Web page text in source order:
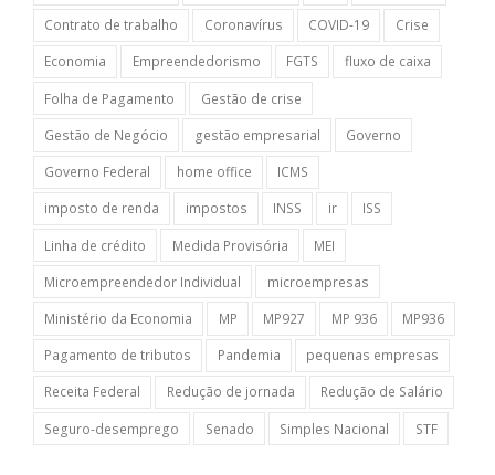
Contrato de trabalho
Coronavírus COVID-19
Crise
Economia
Empreendedorismo FGTS
fluxo de caixa
Folha de Pagamento
Gestão de crise
Gestão de Negócio
gestão empresarial
Governo
Governo Federal
home office
ICMS
imposto de renda
impostos INSS ir
ISS
Linha de crédito
Medida Provisória
MEI
Microempreendedor Individual
microempresas
Ministério da Economia
MP MP927 MP 936
MP936
Pagamento de tributos
Pandemia
pequenas empresas
Receita Federal
Redução de jornada
Redução de Salário
Seguro-desemprego
Senado Simples Nacional STF